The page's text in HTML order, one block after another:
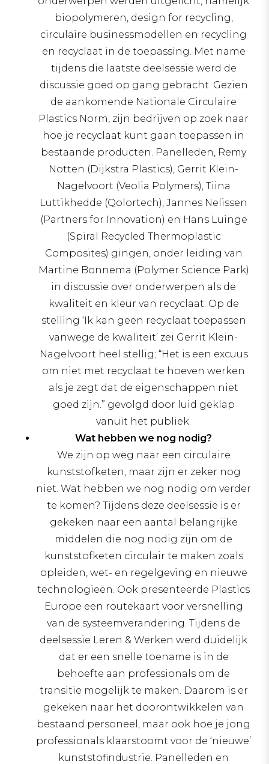
biopolymeren, design for recycling,
circulaire businessmodellen en recycling
en recyclaat in de toepassing. Met name
tijdens die laatste deelsessie werd de
discussie goed op gang gebracht. Gezien
de aankomende Nationale Circulaire
Plastics Norm, zijn bedrijven op zoek naar
hoe je recyclaat kunt gaan toepassen in
bestaande producten. Panelleden, Remy
Notten (Dijkstra Plastics), Gerrit Klein-
Nagelvoort (Veolia Polymers), Tiina
Luttikhedde (Qolortech), Jannes Nelissen
(Partners for Innovation) en Hans Luinge
(Spiral Recycled Thermoplastic
Composites) gingen, onder leiding van
Martine Bonnema (Polymer Science Park)
in discussie over onderwerpen als de
kwaliteit en kleur van recyclaat. Op de
stelling ‘Ik kan geen recyclaat toepassen
vanwege de kwaliteit’ zei Gerrit Klein-
Nagelvoort heel stellig; “Het is een excuus
om niet met recyclaat te hoeven werken
als je zegt dat de eigenschappen niet
goed zijn.” gevolgd door luid geklap
vanuit het publiek.
Wat hebben we nog nodig?
We zijn op weg naar een circulaire
kunststofketen, maar zijn er zeker nog
niet. Wat hebben we nog nodig om verder
te komen? Tijdens deze deelsessie is er
gekeken naar een aantal belangrijke
middelen die nog nodig zijn om de
kunststofketen circulair te maken zoals
opleiden, wet- en regelgeving en nieuwe
technologieën. Ook presenteerde Plastics
Europe een routekaart voor versnelling
van de systeemverandering. Tijdens de
deelsessie Leren & Werken werd duidelijk
dat er een snelle toename is in de
behoefte aan professionals om de
transitie mogelijk te maken. Daarom is er
gekeken naar het doorontwikkelen van
bestaand personeel, maar ook hoe je jong
professionals klaarstoomt voor de ‘nieuwe’
kunststofindustrie. Panelleden en